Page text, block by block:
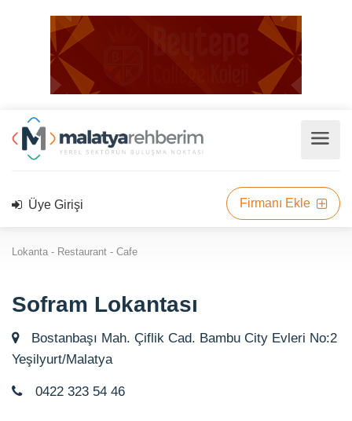
Üye Girişi Firmanı Ekle
Lokanta - Restaurant - Cafe
Sofram Lokantası
Bostanbaşı Mah. Çiflik Cad. Bambu City Evleri No:2
Yeşilyurt/Malatya
0422 323 54 46